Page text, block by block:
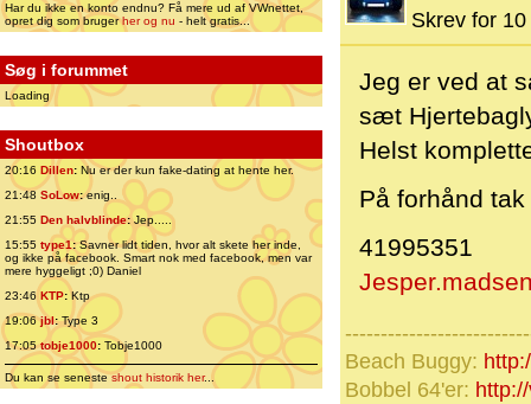
Har du ikke en konto endnu? Få mere ud af VWnettet,
opret dig som brugerher og nu - helt gratis...
Søg i forummet
Loading
Shoutbox
20:16 Dillen: Nu er der kun fake-dating at hente her.
21:48 SoLow:enig..
21:55 Den halvblinde:Jep.....
15:55 type1:Savner lidt tiden, hvor alt skete her inde,
og ikke på facebook. Smart nok med facebook, men var
mere hyggeligt ;0) Daniel
23:46 KTP:Ktp
19:06jbl:Type 3
17:05tobje1000: Tobje1000
Du kan se senesteshout historik her...
Skrev for
Jeg er ved at
sæt
Helst
På forhånd
41995351
Beach Buggy:
Bobbel 64'er: